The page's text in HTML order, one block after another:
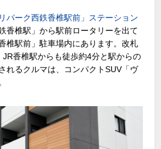
リパーク西鉄香椎駅前」ステーション
香椎駅」から駅前ロータリーを出て
椎駅前」駐車場内にあります。改札
香椎駅からも徒歩約4分と駅からの
れるクルマは、コンパクトSUV「ヴ